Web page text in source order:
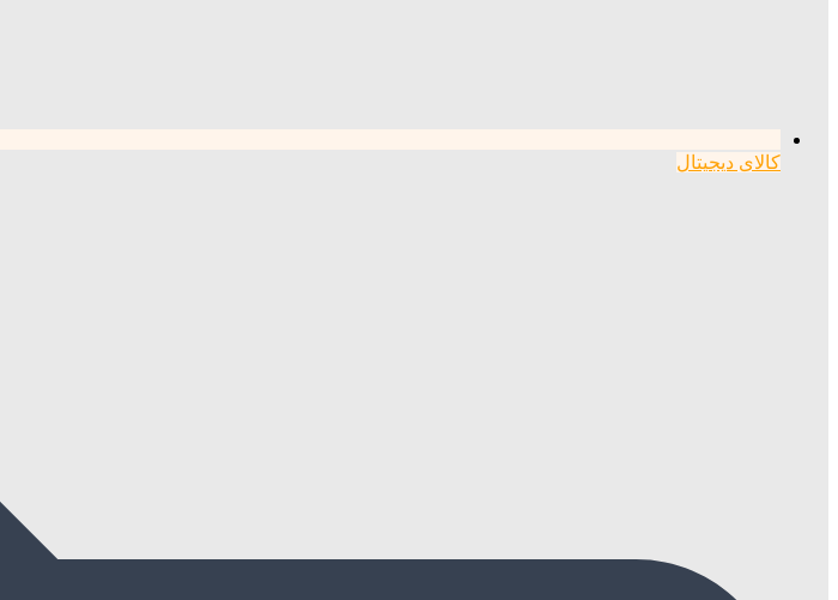
کالای دیجیتال